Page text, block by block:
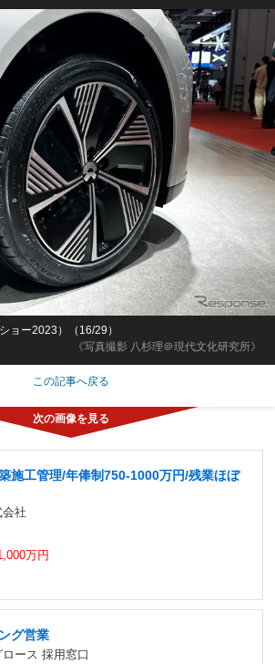
《写真撮影 八杉理＠現代文化研究所》
ョー2023）（16/29）
この記事へ戻る
施工管理/年俸制750-1000万円/残業ほぼ
社
万円
グ営業
ース 採用窓口